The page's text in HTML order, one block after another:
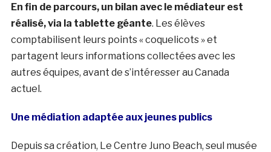
En fin de parcours, un bilan avec le médiateur est
réalisé, via la tablette géante. Les élèves
comptabilisent leurs points « coquelicots » et
partagent leurs informations collectées avec les
autres équipes, avant de s’intéresser au Canada
actuel.
Une médiation adaptée aux jeunes publics
Depuis sa création, Le Centre Juno Beach, seul musée